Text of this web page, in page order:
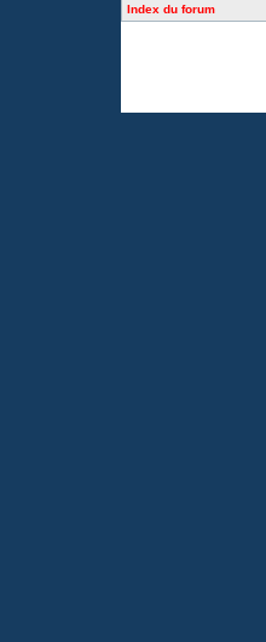
Index du forum